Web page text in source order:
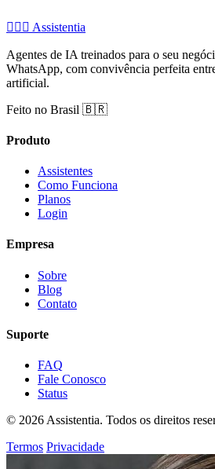
🧚🏻‍♂️ Assistentia
Agentes de IA treinados para o seu
WhatsApp, com convivência perfeita
artificial.
Feito no Brasil 🇧🇷
Produto
Assistentes
Como Funciona
Planos
Login
Empresa
Sobre
Blog
Contato
Suporte
FAQ
Fale Conosco
Status
© 2026 Assistentia. Todos os direitos
Termos Privacidade